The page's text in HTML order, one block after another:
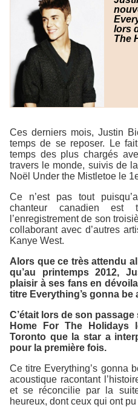
lors
The
Ces derniers mois, Justin
temps de se reposer. Le
temps des plus chargés
travers le monde, suivis de
Noël Under the Mistletoe le
Ce n’est pas tout
chanteur canadien
l’enregistrement de son
collaborant avec d’autres
Kanye West.
Alors que ce très attendu
qu’au printemps 2012,
plaisir à ses fans en
titre Everything’s gonna be
C’était lors de son
Home For The Holidays
Toronto que la star a
pour la première fois.
Ce titre Everything’s gonna
acoustique racontant
et se réconcilie par la
heureux, dont ceux qui ont